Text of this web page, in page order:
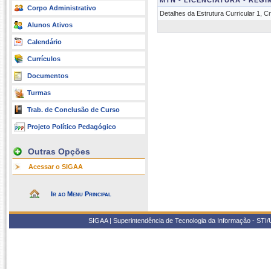
Corpo Administrativo
Alunos Ativos
Calendário
Currículos
Documentos
Turmas
Trab. de Conclusão de Curso
Projeto Político Pedagógico
Outras Opções
Acessar o SIGAA
Ir ao Menu Principal
Detalhes da Estrutura Curricular 1,
SIGAA | Superintendência de Tecnologia da Informação -